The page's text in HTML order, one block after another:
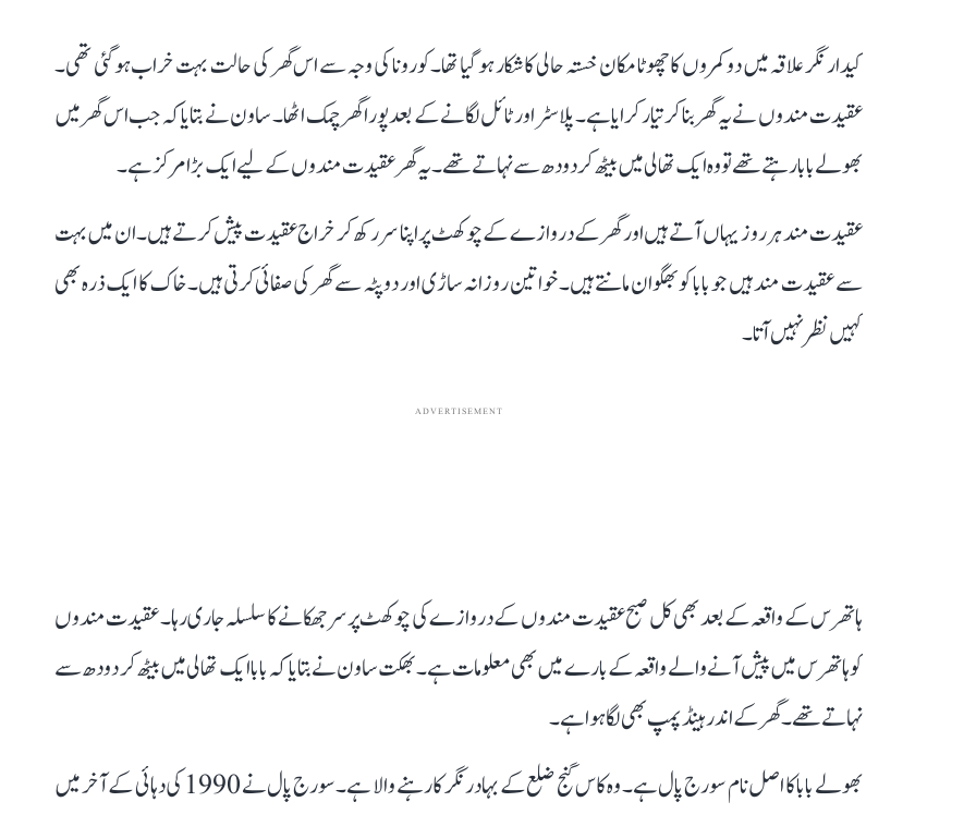
کیدار نگر علاقہ میں دو کمروں کا چھوٹا مکان خستہ حالی کا شکار ہو گیا تھا۔ کورونا کی وجہ سے اس گھر کی حالت بہت خراب ہو گئی تھی۔
عقیدت مندوں نے یہ گھر بنا کر تیار کرایا ہے۔ پلاسٹر اور ٹائل لگانے کے بعد پورا گھر چمک اٹھا ۔ ساون نے بتایا کہ جب اس گھر میں
بھولے بابا رہتے تھے تو وہ ایک تھالی میں بیٹھ کر دودھ سے نہاتے تھے۔ یہ گھر عقیدت مندوں کے لیے ایک بڑا مرکز ہے۔
عقیدت مند ہر روز یہاں آتے ہیں اور گھر کے دروازے کے چوکھٹ پر اپنا سر رکھ کر خراج عقیدت پیش کرتے ہیں۔ ان میں بہت
سے عقیدت مند ہیں جو بابا کو بھگوان مانتے ہیں۔ خواتین روزانہ ساڑی اور دوپٹہ سے گھر کی صفائی کرتی ہیں۔ خاک کا ایک ذرہ بھی
کہیں نظر نہیں آتا۔
ADVERTISEMENT
ہاتھرس کے واقعہ کے بعد بھی کل صبح عقیدت مندوں کے دروازے کی چوکھٹ پر سر جھکانے کا سلسلہ جاری رہا۔ عقیدت مندوں
کو ہاتھرس میں پیش آنے والے واقعہ کے بارے میں بھی معلومات ہے۔ بھکت ساون نے بتایا کہ بابا ایک تھالی میں بیٹھ کر دودھ سے
نہاتے تھے۔ گھر کے اندر ہینڈ پمپ بھی لگا ہوا ہے۔
بھولے بابا کا اصل نام سورج پال ہے۔ وہ کاس گنج ضلع کے بہادر نگر کا رہنے والا ہے۔ سورج پال نے 1990 کی دہائی کے آخر میں